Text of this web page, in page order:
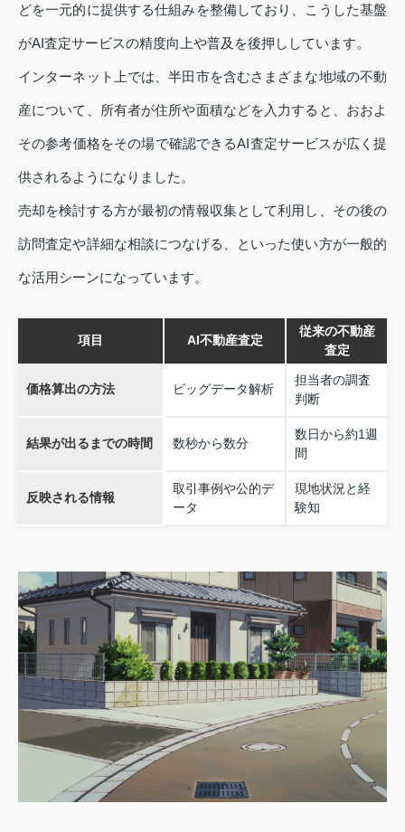
どを一元的に提供する仕組みを整備しており、こうした基盤
がAI査定サービスの精度向上や普及を後押ししています。
インターネット上では、半田市を含むさまざまな地域の不動
産について、所有者が住所や面積などを入力すると、おおよ
その参考価格をその場で確認できるAI査定サービスが広く提
供されるようになりました。
売却を検討する方が最初の情報収集として利用し、その後の
訪問査定や詳細な相談につなげる、といった使い方が一般的
な活用シーンになっています。
項目 AI不動産査定
従来の不動産
査定
価格算出の方法 ビッグデータ解析
担当者の調査
判断
結果が出るまでの時間 数秒から数分
数日から約1週
間
反映される情報
取引事例や公的デ
ータ
現地状況と経
験知